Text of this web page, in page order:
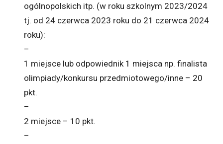
ogólnopolskich itp. (w roku szkolnym 2023/2024
tj. od 24 czerwca 2023 roku do 21 czerwca 2024
roku):
–
1 miejsce lub odpowiednik 1 miejsca np. finalista
olimpiady/konkursu przedmiotowego/inne – 20
pkt.
–
2 miejsce – 10 pkt.
–